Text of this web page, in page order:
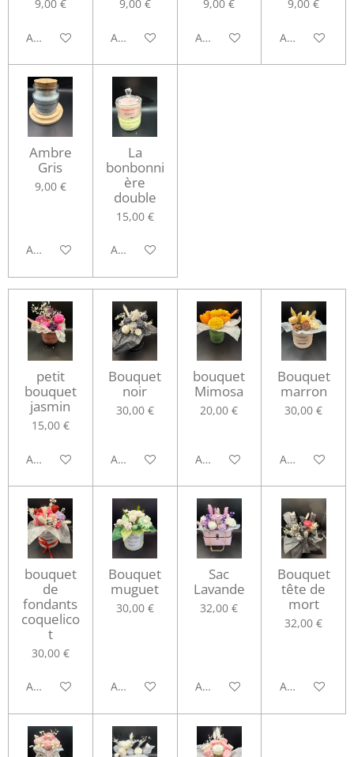
9,00 €
Ajouter au panier
9,00 €
Ajouter au panier
9,00 €
Ajouter au panier
9,00 €
Ajouter au
Ambre
Gris
9,00 €
Ajouter au panier
La
bonbonni
ère
double
15,00 €
Ajouter au panier
petit
bouquet
jasmin
15,00 €
Ajouter au panier
Bouquet
noir
30,00 €
Ajouter au panier
bouquet
Mimosa
20,00 €
Ajouter au panier
Bouquet
marron
30,00 €
Ajouter au
bouquet
de
fondants
coquelico
t
30,00 €
Ajouter au panier
Bouquet
muguet
30,00 €
Ajouter au panier
Sac
Lavande
32,00 €
Ajouter au panier
Bouquet
tête de
mort
32,00 €
Ajouter au